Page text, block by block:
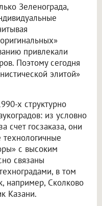
Зеленограда,
привлекали
Поэтому сегодня
элитой»
х структурно
из условно
счет госзаказа, они
с высоким
связаны
в том
например, Сколково
Казани.